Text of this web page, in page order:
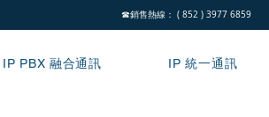
☎銷售熱線： ( 852 ) 3977 6859
IP PBX 融合通訊 IP 統一通訊